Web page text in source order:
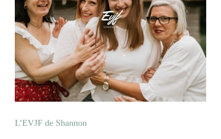
L’EVJF de Shannon